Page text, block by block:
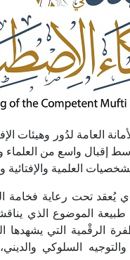
العامة لدُور وهيئات
وسط إقبال واسع من
العلمية
يُعقد تحت رعاية فخامة
من طبيعة الموضوع الذي
التي يشهدها
السلوكي